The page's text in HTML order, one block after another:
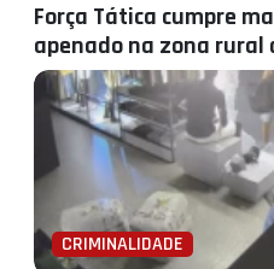
Força Tática cumpre
apenado na zona rural
CRIMINALIDADE